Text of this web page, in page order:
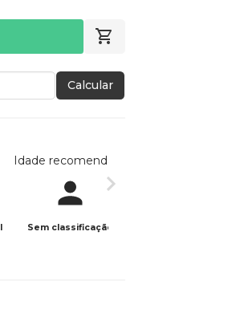
Calcular
Idade recomendada
Sem classificação